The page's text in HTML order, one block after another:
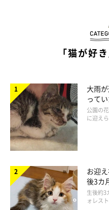
つくねちゃんと暮
「猫が好
大雨
って
と“姉
公園の
に迎え
お迎
後3カ
ち着
生後約3
ォレス